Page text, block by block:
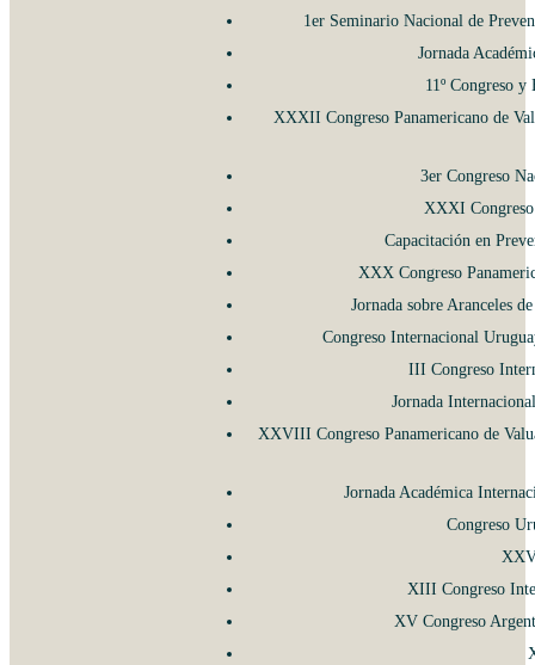
1er Seminario Nacional de
Jornada
11º Congreso
XXXII Congreso Panamericano de
3er Congreso
XXXI
Capacitación en
XXX Congreso
Jornada sobre Aranceles
Congreso Internacional
III Congreso
Jornada
XXVIII Congreso Panamericano de
Jornada Académica
Congreso
XIII Congreso
XV Congreso